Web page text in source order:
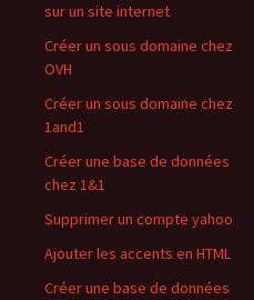
sur un site internet
Créer un sous domaine chez
OVH
Créer un sous domaine chez
1and1
Créer une base de données
chez 1&1
Supprimer un compte yahoo
Ajouter les accents en HTML
Créer une base de données